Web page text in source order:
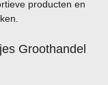
producten en
Groothandel